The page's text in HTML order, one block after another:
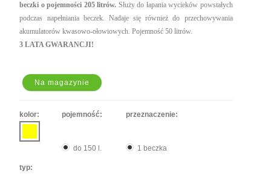
beczki o pojemności 205 litrów. Służy do łapania wycieków powstałych
podczas napełniania beczek. Nadaje się również do przechowywania
akumulatorów kwasowo-ołowiowych. Pojemność 50 litrów.
3 LATA GWARANCJI!
Na magazynie
kolor: pojemność:
do 150 l.
przeznaczenie:
1 beczka
typ: